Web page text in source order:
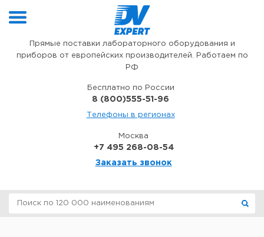
Прямые поставки лабораторного оборудования и
приборов от европейских производителей. Работаем по
РФ
Бесплатно по России
8 (800)555-51-96
Телефоны в регионах
Москва
+7 495 268-08-54
Заказать звонок